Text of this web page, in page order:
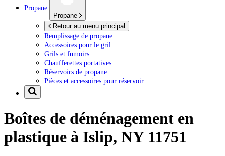
Propane
Propane
Retour au menu principal
Remplissage de propane
Accessoires pour le gril
Grils et fumoirs
Chaufferettes portatives
Réservoirs de propane
Pièces et accessoires pour réservoir
Boîtes de déménagement en
plastique à Islip, NY 11751